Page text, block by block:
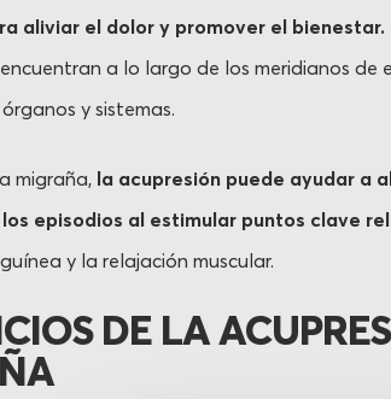
aliviar el dolor y promover el bienestar.
a lo largo de los meridianos
y sistemas.
migraña, la acupresión puede ayudar a
episodios al estimular puntos clave
y la relajación muscular.
DE LA